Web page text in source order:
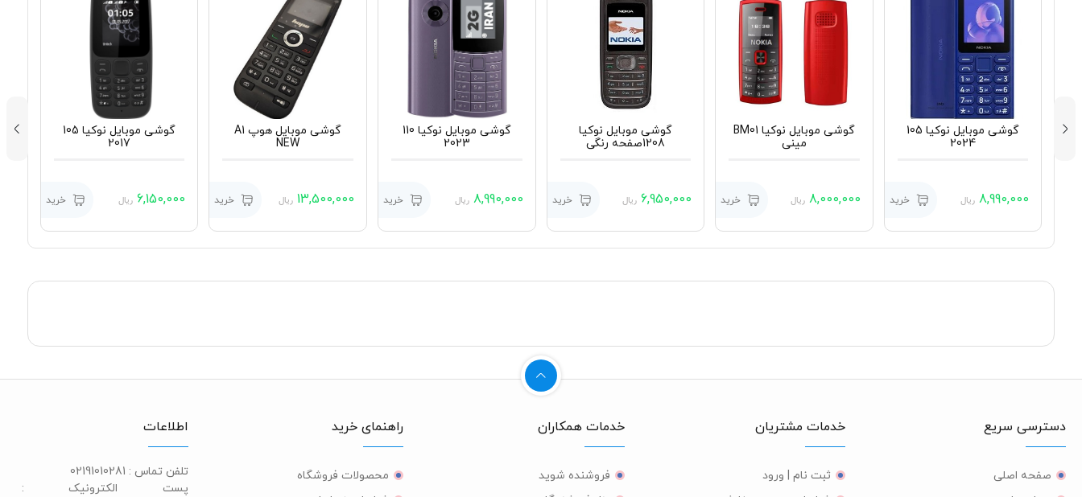
گوشی موبایل نوکیا 105
2024
8,990,000 ریال خرید
گوشی موبایل نوکیا BM01
مینی
8,000,000 ریال خرید
گوشی موبایل نوکیا
1208صفحه رنگی
6,950,000 ریال خرید
گوشی موبایل نوکیا 110
2023
8,990,000 ریال خرید
گوشی موبایل هوپ A1
NEW
13,500,000 ریال خرید
گوشی موبایل نوکیا 105
2017
6,150,000 ریال خرید
دسترسی سریع
صفحه اصلی
خدمات مشتریان
ثبت نام | ورود
خدمات همکاران
فروشنده شوید
راهنمای خرید
محصولات فروشگاه
اطلاعات
تلفن تماس : 02191010281
پست الکترونیک :